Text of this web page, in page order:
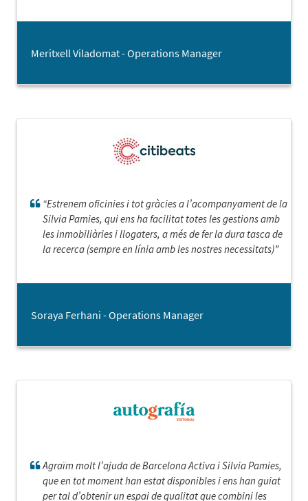
Meritxell Viladomat - Operations Manager
“Estrenem oficinies i tot gràcies a l’acompanyament de la
Silvia Pamies, qui ens ha facilitat totes les gestions amb
les inmobiliàries i llogaters, a més de fer la dura tasca de
la recerca (sempre en línia amb les nostres necessitats)”
Soraya Ferhani - Operations Manager
Agraïm molt l’ajuda de Barcelona Activa i Silvia Pamies,
que en tot moment han estat disponibles i ens han guiat
per tal d’obtenir un espai de qualitat que combini les